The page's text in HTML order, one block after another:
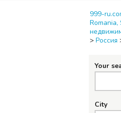
999-
> Россия
Your
City